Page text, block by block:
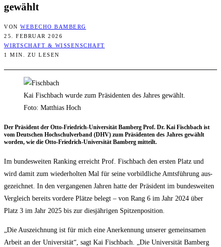
gewählt
VON WEBECHO BAMBERG
25. FEBRUAR 2026
WIRTSCHAFT & WISSENSCHAFT
1 MIN. ZU LESEN
Kai Fischbach wurde zum Präsidenten des Jahres gewählt.
Foto: Matthias Hoch
Der Prä­si­dent der Otto-Fried­rich-Uni­ver­si­tät Bam­berg Prof. Dr. Kai Fisch­bach ist
vom Deut­schen Hoch­schul­ver­band (DHV) zum Prä­si­den­ten des Jah­res gewählt
wor­den, wie die Otto-Fried­rich-Uni­ver­si­tät Bam­berg mitteilt.
Im bun­des­wei­ten Ran­king erreicht Prof. Fisch­bach den ers­ten Platz und
wird damit zum wie­der­hol­ten Mal für sei­ne vor­bild­li­che Amts­füh­rung aus­
ge­zeich­net. In den ver­gan­ge­nen Jah­ren hat­te der Prä­si­dent im bun­des­wei­ten
Ver­gleich bereits vor­de­re Plät­ze belegt – von Rang 6 im Jahr 2024 über
Platz 3 im Jahr 2025 bis zur dies­jäh­ri­gen Spitzenposition.
„Die Aus­zeich­nung ist für mich eine Aner­ken­nung unse­rer gemein­sa­men
Arbeit an der Uni­ver­si­tät“, sagt Kai Fisch­bach. „Die Uni­ver­si­tät Bam­berg